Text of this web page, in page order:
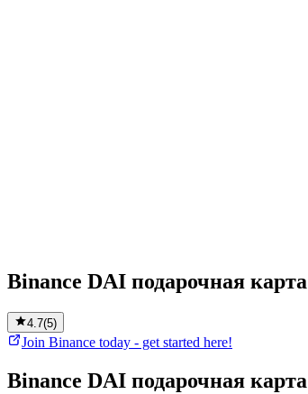
Binance DAI подарочная карта
4.7(5)
Join Binance today - get started here!
Binance DAI подарочная карта